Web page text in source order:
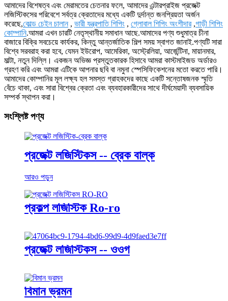
আমাদের বিশেষত্ব এবং মেরামতের চেতনার ফলে, আমাদের এন্টারপ্রাইজ প্রজেক্ট
লজিস্টিকসের পরিবেশে সর্বত্র ক্রেতাদের মধ্যে একটি দুর্দান্ত জনপ্রিয়তা অর্জন
করেছে,কোল্ড চেইন চালান, ভারী যন্ত্রপাতি শিপিং , গ্লোবাল শিপিং অংশীদার,গাড়ী শিপিং
কোম্পানি.আমরা এখন চারটি নেতৃস্থানীয় সমাধান আছে.আমাদের পণ্য শুধুমাত্র চীনা
বাজারে বিক্রি সবচেয়ে কার্যকর, কিন্তু আন্তর্জাতিক শিল্প সময় স্বাগত জানাই.পণ্যটি সারা
বিশ্বে সরবরাহ করা হবে, যেমন ইউরোপ, আমেরিকা, অস্ট্রেলিয়া, আর্জেন্টিনা, মায়ানমার,
মাল্টা, নতুন দিল্লি। একজন অভিজ্ঞ প্রস্তুতকারক হিসাবে আমরা কাস্টমাইজড অর্ডারও
গ্রহণ করি এবং আমরা এটিকে আপনার ছবি বা নমুনা স্পেসিফিকেশনের মতো করতে পারি।
আমাদের কোম্পানির মূল লক্ষ্য হল সমস্ত গ্রাহকদের কাছে একটি সন্তোষজনক স্মৃতি
বেঁচে থাকা, এবং সারা বিশ্বের ক্রেতা এবং ব্যবহারকারীদের সাথে দীর্ঘমেয়াদী ব্যবসায়িক
সম্পর্ক স্থাপন করা।
সংশ্লিষ্ট পণ্য
প্রজেক্ট লজিস্টিকস -- ব্রেক বাল্ক
আরও পড়ুন
প্রকল্প লজিস্টিক Ro-ro
প্রজেক্ট লজিস্টিকস -- ওওগ
বিমান ভ্রমন